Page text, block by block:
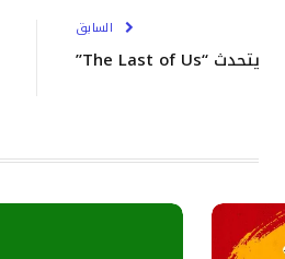
السابق
يتحدث “The Last of Us”